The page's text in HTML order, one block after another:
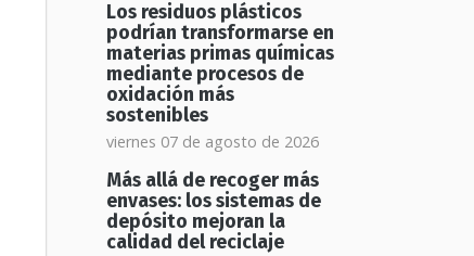
Los residuos plásticos
podrían transformarse en
materias primas químicas
mediante procesos de
oxidación más
sostenibles
viernes 07 de agosto de 2026
Más allá de recoger más
envases: los sistemas de
depósito mejoran la
calidad del reciclaje